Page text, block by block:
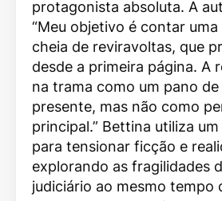
protagonista absoluta. A
“Meu objetivo é contar
cheia de reviravoltas, que
desde a primeira página. A
na trama como um pano
presente, mas não como
principal.” Bettina utiliza
para tensionar ficção e
explorando as fragilidades
judiciário ao mesmo tempo